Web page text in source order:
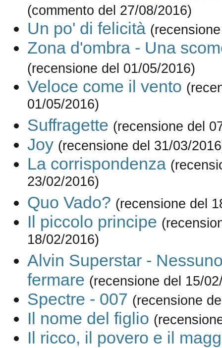
(commento del 27/08/2016)
Un po' di felicità
Zona d'ombra - Una
(recensione del 01/05/2016)
Veloce come il vento
01/05/2016)
Suffragette (recensione del
Joy (recensione del 31/03/
La corrispondenza
23/02/2016)
Quo Vado? (recensione del
Il piccolo principe
18/02/2016)
Alvin Superstar -
fermare (recensione del 15/
Spectre - 007 (recensione
Il nome del figlio
Il ricco, il povero e il